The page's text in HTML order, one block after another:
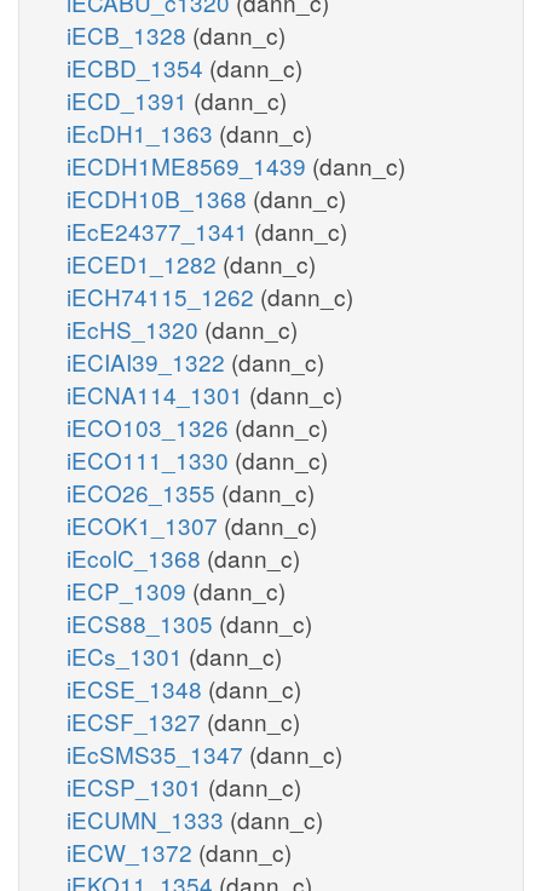
iECB_1328 (dann_c)
iECBD_1354 (dann_c)
iECD_1391 (dann_c)
iEcDH1_1363 (dann_c)
iECDH1ME8569_1439 (dann_c)
iECDH10B_1368 (dann_c)
iEcE24377_1341 (dann_c)
iECED1_1282 (dann_c)
iECH74115_1262 (dann_c)
iEcHS_1320 (dann_c)
iECIAI39_1322 (dann_c)
iECNA114_1301 (dann_c)
iECO103_1326 (dann_c)
iECO111_1330 (dann_c)
iECO26_1355 (dann_c)
iECOK1_1307 (dann_c)
iEcolC_1368 (dann_c)
iECP_1309 (dann_c)
iECS88_1305 (dann_c)
iECs_1301 (dann_c)
iECSE_1348 (dann_c)
iECSF_1327 (dann_c)
iEcSMS35_1347 (dann_c)
iECSP_1301 (dann_c)
iECUMN_1333 (dann_c)
iECW_1372 (dann_c)
iEKO11_1354 (dann_c)